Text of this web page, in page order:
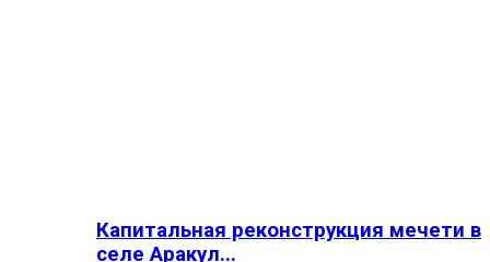
Капитальная реконструкция мечети в
селе Аракул...